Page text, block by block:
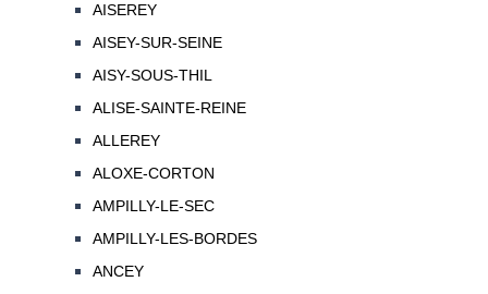
AISEREY
AISEY-SUR-SEINE
AISY-SOUS-THIL
ALISE-SAINTE-REINE
ALLEREY
ALOXE-CORTON
AMPILLY-LE-SEC
AMPILLY-LES-BORDES
ANCEY